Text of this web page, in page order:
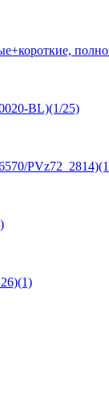
BL)(1/25)